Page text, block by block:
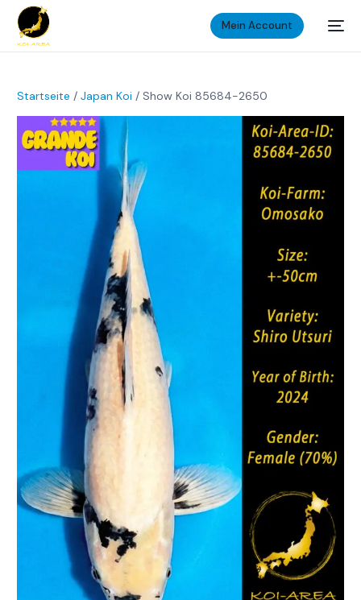
Mein Account
Startseite /Japan Koi / Show Koi 85684-2650